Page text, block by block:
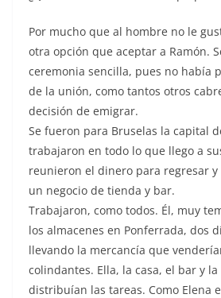
Por mucho que al hombre no le
otra opción que aceptar a Ramón.
ceremonia sencilla, pues no había
de la unión, como tantos otros
decisión de emigrar.
Se fueron para Bruselas la capital
trabajaron en todo lo que llego a
reunieron el dinero para regresar
un negocio de tienda y bar.
Trabajaron, como todos. Él, muy
los almacenes en Ponferrada, dos
llevando la mercancía que
colindantes. Ella, la casa, el bar y
distribuían las tareas. Como Elena